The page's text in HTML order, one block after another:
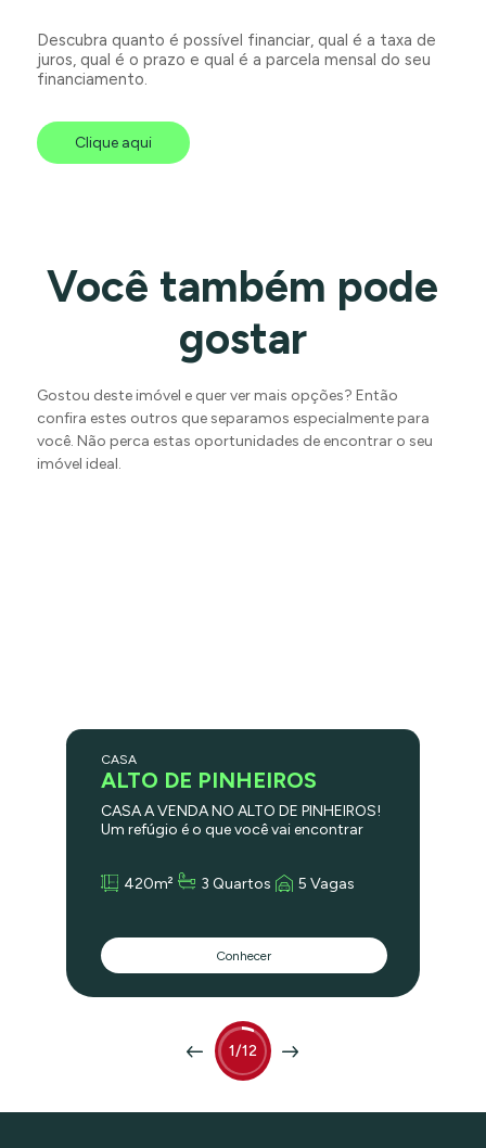
Descubra quanto é possível financiar, qual é a taxa de
juros, qual é o prazo e qual é a parcela mensal do seu
financiamento.
Clique aqui
Você também pode
gostar
Gostou deste imóvel e quer ver mais opções? Então
confira estes outros que separamos especialmente para
você. Não perca estas oportunidades de encontrar o seu
imóvel ideal.
1/12
CASA
ALTO DE PINHEIROS
CASA A VENDA NO ALTO DE PINHEIROS!
Um refúgio é o que você vai encontrar
Esse projeto convive em perfeita
ao centro, faz a integração de vários
ambientes, mas o charme especial fica
na parede de cobogó do anexo onde
você e seus convidados desfrutam de
natural, o verde do jardim, bons papos e
drinks. No lado oposto do living a sala
de jantar se integra com a área gourmet
420m² 3 Quartos 5 Vagas
Conhecer